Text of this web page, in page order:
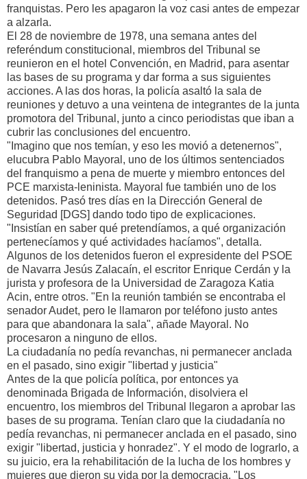
franquistas. Pero les apagaron la voz casi antes de empezar
a alzarla.
El 28 de noviembre de 1978, una semana antes del
referéndum constitucional, miembros del Tribunal se
reunieron en el hotel Convención, en Madrid, para asentar
las bases de su programa y dar forma a sus siguientes
acciones. A las dos horas, la policía asaltó la sala de
reuniones y detuvo a una veintena de integrantes de la junta
promotora del Tribunal, junto a cinco periodistas que iban a
cubrir las conclusiones del encuentro.
"Imagino que nos temían, y eso les movió a detenernos",
elucubra Pablo Mayoral, uno de los últimos sentenciados
del franquismo a pena de muerte y miembro entonces del
PCE marxista-leninista. Mayoral fue también uno de los
detenidos. Pasó tres días en la Dirección General de
Seguridad [DGS] dando todo tipo de explicaciones.
"Insistían en saber qué pretendíamos, a qué organización
pertenecíamos y qué actividades hacíamos", detalla.
Algunos de los detenidos fueron el expresidente del PSOE
de Navarra Jesús Zalacaín, el escritor Enrique Cerdán y la
jurista y profesora de la Universidad de Zaragoza Katia
Acin, entre otros. "En la reunión también se encontraba el
senador Audet, pero le llamaron por teléfono justo antes
para que abandonara la sala", añade Mayoral. No
procesaron a ninguno de ellos.
La ciudadanía no pedía revanchas, ni permanecer anclada
en el pasado, sino exigir "libertad y justicia"
Antes de la que policía política, por entonces ya
denominada Brigada de Información, disolviera el
encuentro, los miembros del Tribunal llegaron a aprobar las
bases de su programa. Tenían claro que la ciudadanía no
pedía revanchas, ni permanecer anclada en el pasado, sino
exigir "libertad, justicia y honradez". Y el modo de lograrlo, a
su juicio, era la rehabilitación de la lucha de los hombres y
mujeres que dieron su vida por la democracia. "Los